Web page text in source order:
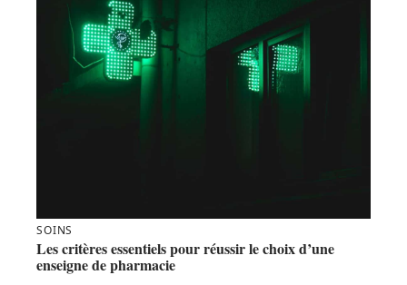
SOINS
Les critères essentiels pour réussir le choix d’une
enseigne de pharmacie